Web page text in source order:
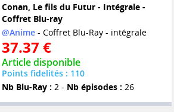
Conan, Le fils du Futur - Intégrale -
Coffret Blu-ray
@Anime- Coffret Blu-Ray - intégrale
37.37 €
Article disponible
Points fidelités : 110
Nb Blu-Ray : 2 - Nb épisodes : 26